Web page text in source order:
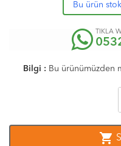
Bu ürün
TIKLA
Bilgi : Bu ürünümüzden
shopping_cart